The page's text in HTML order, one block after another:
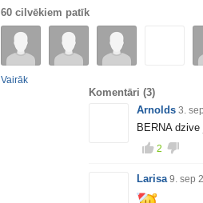
60 cilvēkiem patīk
Vairāk
Komentāri (3)
Arnolds 3.
BERNA
2
Larisa 9. sep